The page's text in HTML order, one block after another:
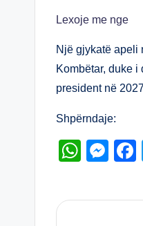
at
s
A
p
p
ss
e
n
g
er
Lexoje me nge
Një gjykatë apeli
Kombëtar, duke
president në
Shpërndaje:
W
at
M
ss